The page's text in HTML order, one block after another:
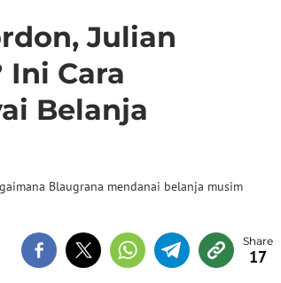
Julian
Cara
Belanja
Blaugrana mendanai belanja musim
17